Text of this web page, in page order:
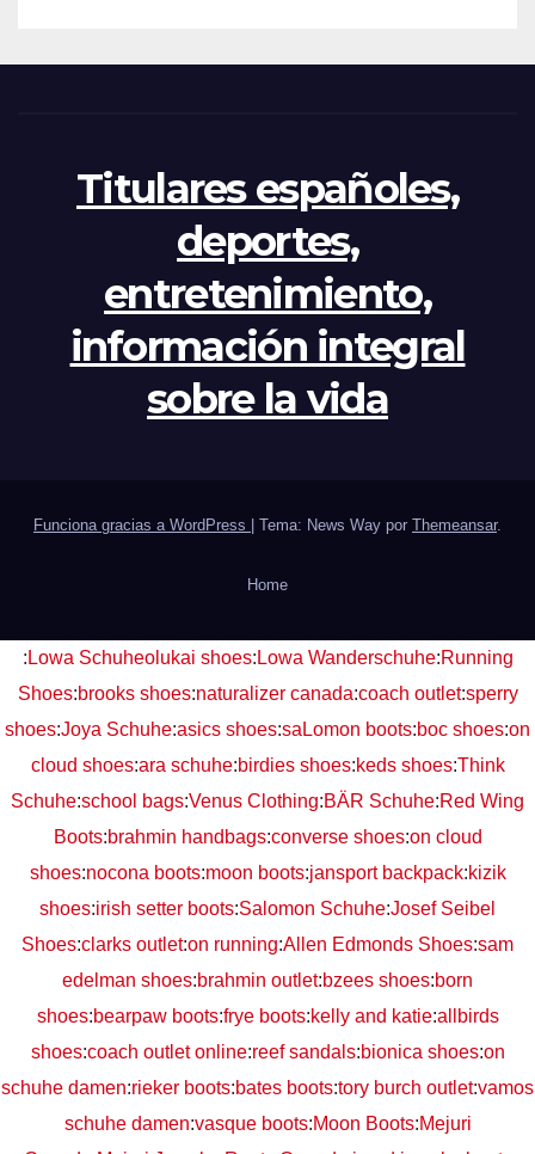
Titulares españoles,
deportes,
entretenimiento,
información integral
sobre la vida
Funciona gracias a WordPress Tema: News Way por Themeansar.
Home
: Lowa Schuheolukai shoes: Lowa Wanderschuhe:Running
Shoes:brooks shoes:naturalizer canada:coach outlet:sperry
shoes:Joya Schuhe:asics shoes:saLomon boots:boc shoes:on
cloud shoes:ara schuhe:birdies shoes:keds shoes:Think
Schuhe:school bags:Venus Clothing:BÄR Schuhe:Red Wing
Boots:brahmin handbags:converse shoes:on cloud
shoes:nocona boots:moon boots:jansport backpack:kizik
shoes:irish setter boots:Salomon Schuhe:Josef Seibel
Shoes:clarks outlet:on running:Allen Edmonds Shoes:sam
edelman shoes:brahmin outlet:bzees shoes:born
shoes:bearpaw boots:frye boots:kelly and katie:allbirds
shoes:coach outlet online:reef sandals:bionica shoes:on
schuhe damen:rieker boots:bates boots:tory burch outlet:vamos
schuhe damen:vasque boots:Moon Boots:Mejuri